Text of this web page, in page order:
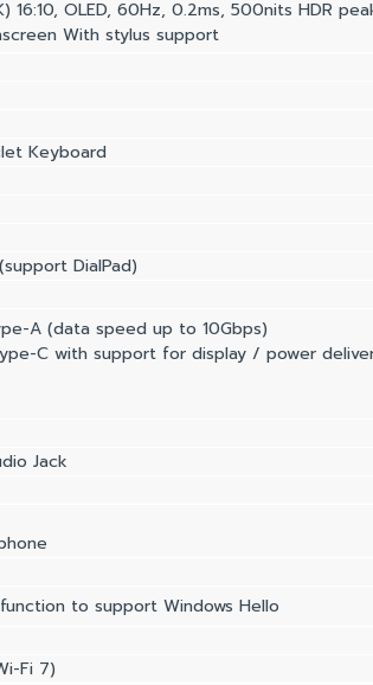
16:10, OLED, 60Hz, 0.2ms, 500nits HDR
With stylus support
Keyboard
DialPad)
A (data speed up to 10Gbps)
C with support for display / power
Jack
to support Windows Hello
Fi 7)